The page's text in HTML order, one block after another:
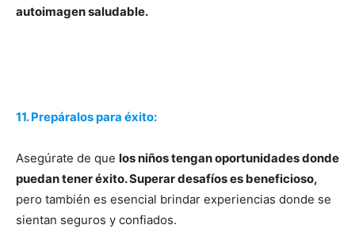
autoimagen saludable.
11. Prepáralos para éxito:
Asegúrate de que los niños tengan oportunidades donde
puedan tener éxito. Superar desafíos es beneficioso,
pero también es esencial brindar experiencias donde se
sientan seguros y confiados.